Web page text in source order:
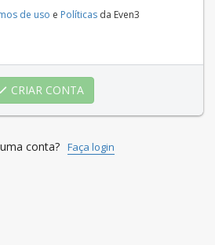
de uso e Políticas da Even3
CRIAR CONTA
conta? Faça login